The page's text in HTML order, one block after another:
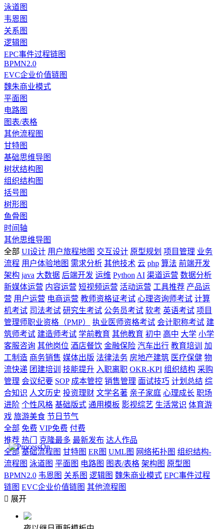
泳道图
韦恩图
关系图
逻辑图
EPC事件过程链图
BPMN2.0
EVC企业价值链图
魏朱商业模式
平面图
电路图
图表/表格
其他流程图
甘特图
基础思维导图
树状结构图
组织结构图
括号图
树形图
鱼骨图
时间轴
其他思维导图
全部 UI设计 用户旅程地图 交互设计 原型规划 项目管理 业务
流程 用户体验地图 需求分析 其他技术 云 php 算法 前端开发
架构 java 大数据 后端开发 运维 Python AI 渠道运营 数据分析
新媒体运营 内容运营 短视频运营 活动运营 工具推荐 产品运
营 用户运营 电商运营 教师资格证考试 心理咨询师考试 计算
机考试 司法考试 研究生考试 公务员考试 软考 英语考试 项目
管理师职业资格（PMP）
执业医师资格考试 会计职称考试 建
筑师考试 建造师考试 学前教育 其他教育 初中 高中 大学 小学
客服咨询 其他岗位 酒店餐饮 金融保险 汽车出行 教育培训
加
工制造 商务销售 媒体出版 法律法务 房地产建筑 医疗保健 物
流快递 团建培训 技能提升 入职离职 OKR-KPI 组织结构 采购
管理 会议纪要 SOP 成本管控 销售管理 面试技巧 计划总结 综
合知识 人文历史 投资理财 文学名著 亲子家庭 心理成长 职场
进阶 个性风格 基础版式 通用模板 影视综艺 生活常识 体育游
戏 旅游美食 节日节气
全部 免费 VIP免费 付费
推荐 热门 克隆最多 最新发布 达人作品
全部 基础流程图 甘特图 ER图 UML图 网络拓扑图 组织结构-
流程图 泳道图 平面图 电路图 图表/表格 架构图 原型图
BPMN2.0 韦恩图 关系图 逻辑图 魏朱商业模式 EPC事件过程
链图 EVC企业价值链图 其他流程图
 展开